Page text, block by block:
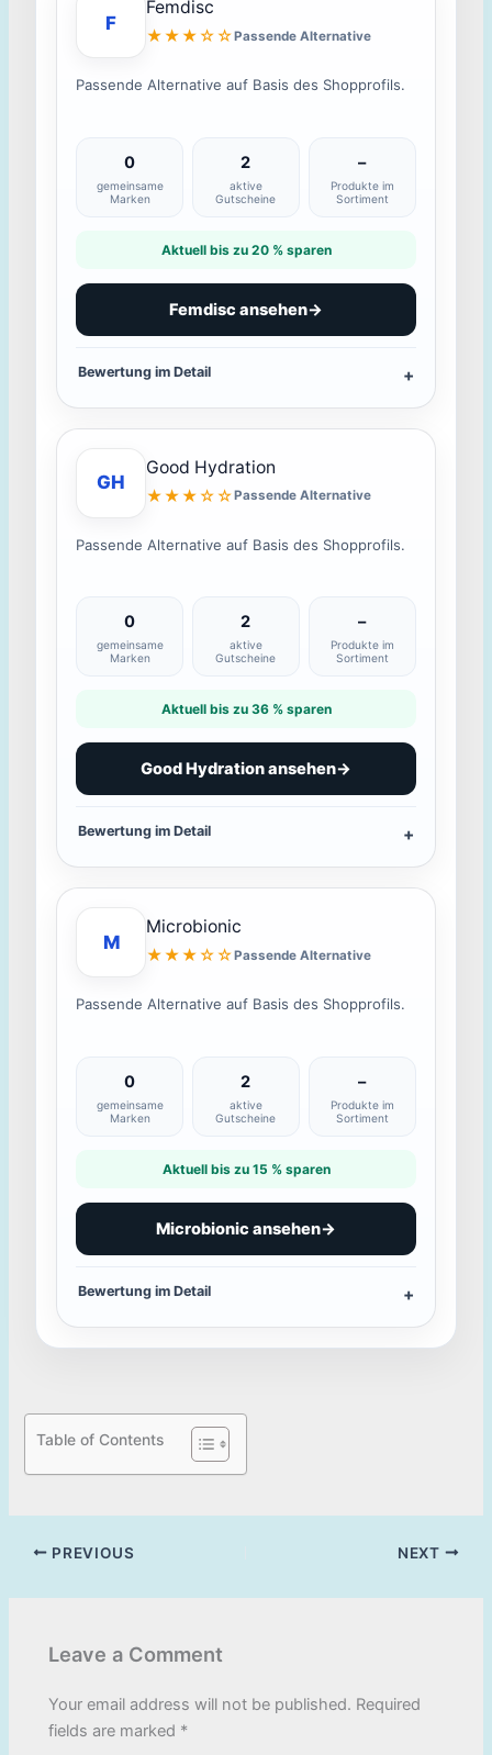
F
Femdisc
★★★☆☆Passende Alternative
Passende Alternative auf Basis des Shopprofils.
0
gemeinsame
Marken
2
aktive
Gutscheine
–
Produkte im
Sortiment
Aktuell bis zu 20 % sparen
Femdisc ansehen→
Bewertung im Detail
GH
Good Hydration
★★★☆☆Passende Alternative
Passende Alternative auf Basis des Shopprofils.
0
gemeinsame
Marken
2
aktive
Gutscheine
–
Produkte im
Sortiment
Aktuell bis zu 36 % sparen
Good Hydration ansehen→
Bewertung im Detail
M
Microbionic
★★★☆☆Passende Alternative
Passende Alternative auf Basis des Shopprofils.
0
gemeinsame
Marken
2
aktive
Gutscheine
–
Produkte im
Sortiment
Aktuell bis zu 15 % sparen
Microbionic ansehen→
Bewertung im Detail
Table of Contents
PREVIOUS NEXT
Leave a Comment
Your email address will not be published. Required
fields are marked *